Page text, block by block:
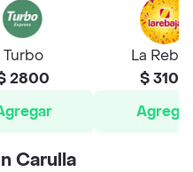
Turbo
2800
La
$ 3100
Agregar
Carulla